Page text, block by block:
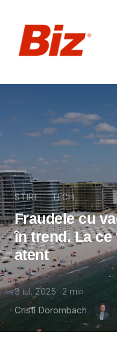
STIRI TECH
Fraudele cu
în trend. La
atent
3 iul. 2025 2 min
Cristi Dorombach